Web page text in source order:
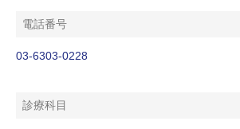
電話番号
03-6303-0228
診療科目